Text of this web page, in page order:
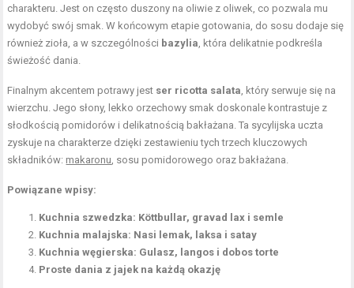
charakteru. Jest on często duszony na oliwie z oliwek, co pozwala mu
wydobyć swój smak. W końcowym etapie gotowania, do sosu dodaje się
również zioła, a w szczególności bazylia, która delikatnie podkreśla
świeżość dania.
Finalnym akcentem potrawy jest ser ricotta salata, który serwuje się na
wierzchu. Jego słony, lekko orzechowy smak doskonale kontrastuje z
słodkością pomidorów i delikatnością bakłażana. Ta sycylijska uczta
zyskuje na charakterze dzięki zestawieniu tych trzech kluczowych
składników: makaronu, sosu pomidorowego oraz bakłażana.
Powiązane wpisy:
Kuchnia szwedzka: Köttbullar, gravad lax i semle
Kuchnia malajska: Nasi lemak, laksa i satay
Kuchnia węgierska: Gulasz, langos i dobos torte
Proste dania z jajek na każdą okazję